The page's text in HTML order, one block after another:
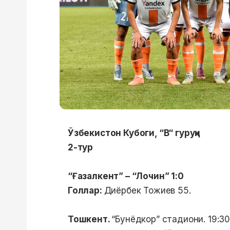
Ўзбекистон Кубоги, “B“ гуруҳи
2-тур
“Ғазалкент” – “Лочин” 1:0
Голлар: Диёрбек Тожиев 55.
Тошкент. “Бунёдкор” стадиони. 19:30